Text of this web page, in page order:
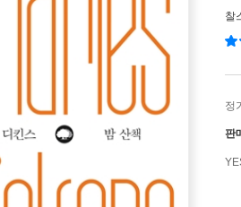
찰
정
판